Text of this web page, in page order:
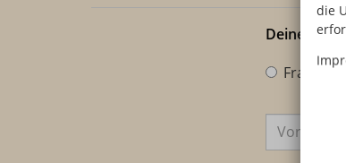
die
Deine
Anrede
Frau